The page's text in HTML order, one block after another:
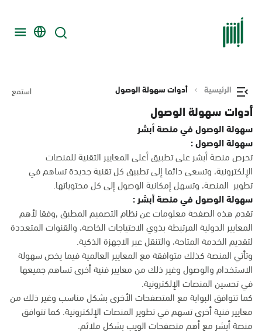
الرئيسية أدوات سهولة الوصول استمع
أدوات سهولة الوصول
سهولة الوصول في منصة أبشر
سهولة الوصول :
تحرص منصة أبشر على تطبيق أعلى المعايير التقنية للمنصات
الإلكترونية، وتسعى دائما إلى تطبيق كل تقنية جديدة تساهم في
تطوير المنصة، وتسهل إمكانية الوصول إلى كل محتوياتها.
سهولة الوصول في منصة أبشر :
تقدم هذه الصفحة معلومات عن نظام التصميم المطبق ,وفقا لأهم
المعايير الدولية المرتبطة بذوي الاحتياجات الخاصة، والقنوات المتعددة
لتقديم الخدمة المتاحة، والتنقل عبر الاجهزة الذكية.
وتأتي المنصة كذلك متوافقة مع المعايير العالمية فيما يخص سهولة
الاستخدام والوصول وغير ذلك من معايير فنية أخرى تساهم جميعها
في تحسين المنصات الإلكترونية.
كما تتوافق البوابة مع المتصفحات الأخرى بشكل مناسب وغير ذلك من
معايير فنية أخرى تسهم في تطوير المنصات الإلكترونية. كما تتوافق
منصة أبشر مع أهم متصفحات الويب بشكل ملائم.